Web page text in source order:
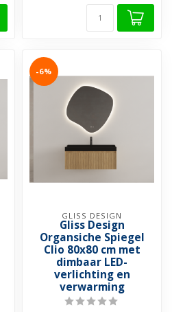
-6%
GLISS DESIGN
Gliss Design
Organsiche Spiegel
Clio 80x80 cm met
dimbaar LED-
verlichting en
verwarming